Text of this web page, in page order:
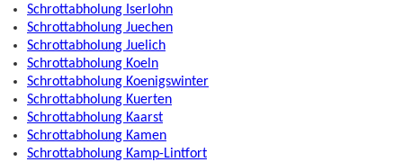
Schrottabholung Iserlohn
Schrottabholung Juechen
Schrottabholung Juelich
Schrottabholung Koeln
Schrottabholung Koenigswinter
Schrottabholung Kuerten
Schrottabholung Kaarst
Schrottabholung Kamen
Schrottabholung Kamp-Lintfort